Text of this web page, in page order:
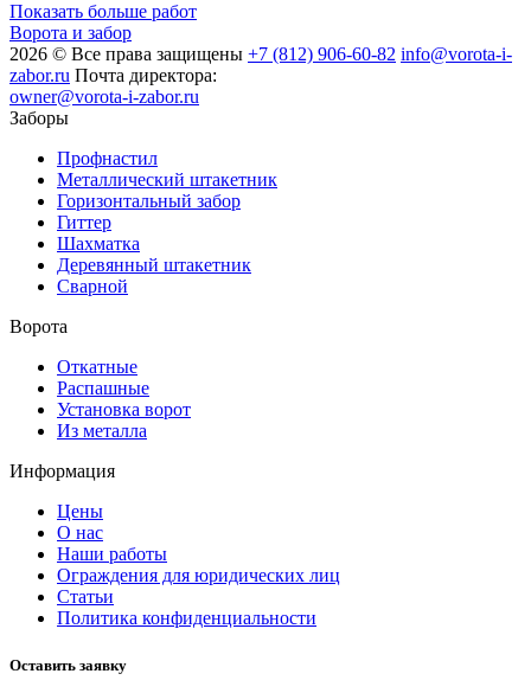
Показать больше работ
Ворота и забор
2026 © Все права защищены +7 (812) 906-60-82 info@vorota-i-
zabor.ru Почта директора:
owner@vorota-i-zabor.ru
Заборы
Профнастил
Металлический штакетник
Горизонтальный забор
Гиттер
Шахматка
Деревянный штакетник
Сварной
Ворота
Откатные
Распашные
Установка ворот
Из металла
Информация
Цены
О нас
Наши работы
Ограждения для юридических лиц
Статьи
Политика конфиденциальности
Оставить заявку